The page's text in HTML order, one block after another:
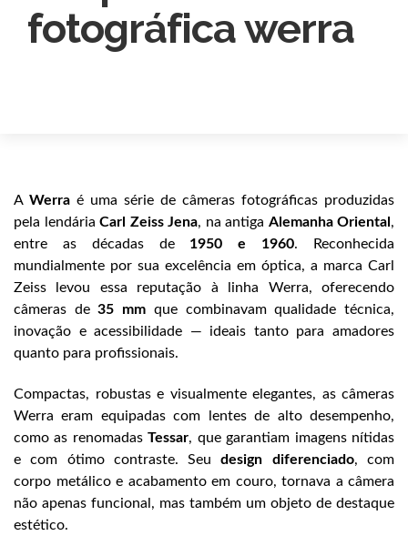
fotográfica werra
A Werra é uma série de câmeras fotográficas produzidas
pela lendária Carl Zeiss Jena, na antiga Alemanha Oriental ,
entre as décadas de 1950 e 1960. Reconhecida
mundialmente por sua excelência em óptica, a marca Carl
Zeiss levou essa reputação à linha Werra, oferecendo
câmeras de35 mm que combinavam qualidade técnica,
inovação e acessibilidade — ideais tanto para amadores
quanto para profissionais.
Compactas, robustas e visualmente elegantes, as câmeras
Werra eram equipadas com lentes de alto desempenho,
como as renomadasTessar, que garantiam imagens nítidas
e com ótimo contraste. Seudesign diferenciado, com
corpo metálico e acabamento em couro, tornava a câmera
não apenas funcional, mas também um objeto de destaque
estético.